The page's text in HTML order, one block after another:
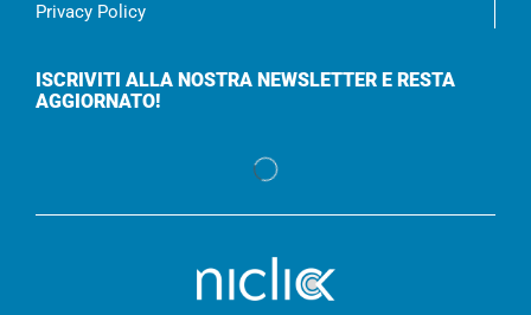
Privacy Policy
ISCRIVITI ALLA NOSTRA NEWSLETTER E RESTA
AGGIORNATO!